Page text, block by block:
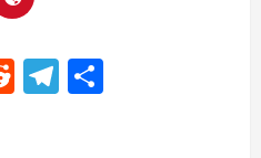
RedditTelegram